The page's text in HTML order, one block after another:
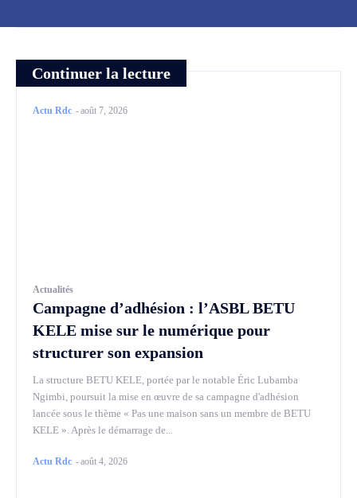
Continuer la lecture
Actu Rdc -août 7, 2026
Actualités
Campagne d’adhésion : l’ASBL BETU
KELE mise sur le numérique pour
structurer son expansion
La structure BETU KELE, portée par le notable Éric Lubamba
Ngimbi, poursuit la mise en œuvre de sa campagne d'adhésion
lancée sous le thème « Pas une maison sans un membre de BETU
KELE ». Après le démarrage de...
Actu Rdc -août 4, 2026